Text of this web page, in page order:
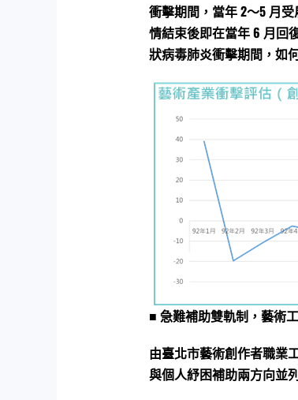
衝擊期間，當年 2～5 月
情結束後即在當年 6 月回
狀病毒肺炎衝擊期間，如
■ 急難補助雙軌制，藝術
由臺北市藝術創作者職業
與個人紓困補助兩方向並